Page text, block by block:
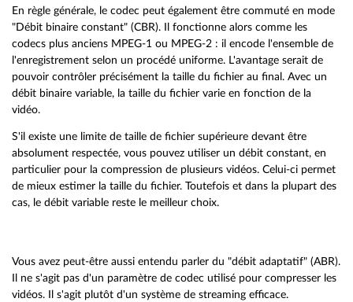
En règle générale, le codec peut également être commuté en mode
"Débit binaire constant" (CBR). Il fonctionne alors comme les
codecs plus anciens MPEG-1 ou MPEG-2 : il encode l'ensemble de
l'enregistrement selon un procédé uniforme. L'avantage serait de
pouvoir contrôler précisément la taille du fichier au final. Avec un
débit binaire variable, la taille du fichier varie en fonction de la
vidéo.
S'il existe une limite de taille de fichier supérieure devant être
absolument respectée, vous pouvez utiliser un débit constant, en
particulier pour la compression de plusieurs vidéos. Celui-ci permet
de mieux estimer la taille du fichier. Toutefois et dans la plupart des
cas, le débit variable reste le meilleur choix.
Vous avez peut-être aussi entendu parler du "débit adaptatif" (ABR).
Il ne s'agit pas d'un paramètre de codec utilisé pour compresser les
vidéos. Il s'agit plutôt d'un système de streaming efficace.